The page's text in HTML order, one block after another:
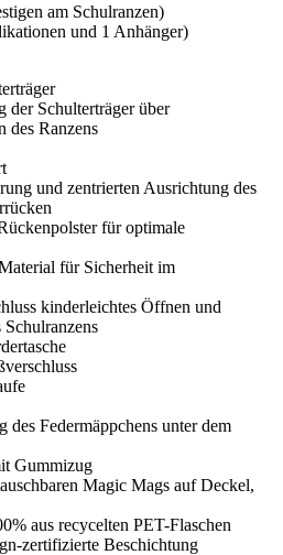
am Schulranzen)
und 1 Anhänger)
der Schulterträger über
des Ranzens
und zentrierten Ausrichtung des
für optimale
für Sicherheit im
kinderleichtes Öffnen und
Schulranzens
des Federmäppchens unter dem
Gummizug
Magic Mags auf Deckel,
aus recycelten PET-Flaschen
zertifizierte Beschichtung